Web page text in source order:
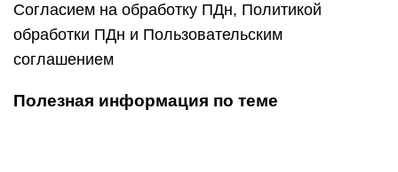
Согласием на обработку ПДн, Политикой
обработки ПДн и Пользовательским
соглашением
Полезная информация по теме